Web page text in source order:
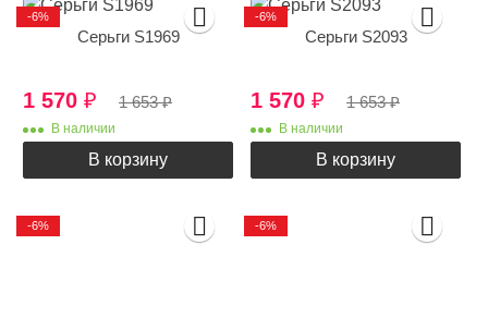
Серьги S1969
1 570 ₽ 1 653₽
В наличии
В корзину
-6%
Серьги S2093
1 570 ₽ 1 653₽
В наличии
В корзину
-6%
-6% -6%